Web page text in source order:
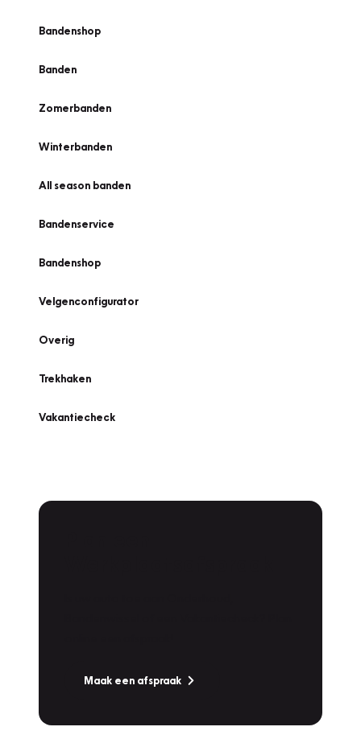
Bandenshop
Banden
Zomerbanden
Winterbanden
All season banden
Bandenservice
Bandenshop
Velgenconfigurator
Overig
Trekhaken
Vakantiecheck
Maak een afspraak